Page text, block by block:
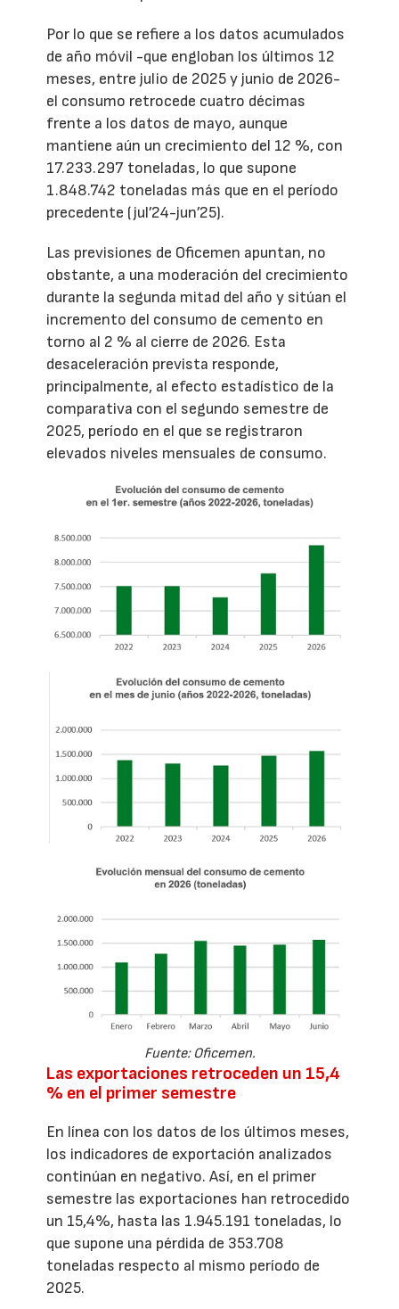
Por lo que se refiere a los datos acumulados
de año móvil -que engloban los últimos 12
meses, entre julio de 2025 y junio de 2026-
el consumo retrocede cuatro décimas
frente a los datos de mayo, aunque
mantiene aún un crecimiento del 12 %, con
17.233.297 toneladas, lo que supone
1.848.742 toneladas más que en el período
precedente (jul’24-jun’25).
Las previsiones de Oficemen apuntan, no
obstante, a una moderación del crecimiento
durante la segunda mitad del año y sitúan el
incremento del consumo de cemento en
torno al 2 % al cierre de 2026. Esta
desaceleración prevista responde,
principalmente, al efecto estadístico de la
comparativa con el segundo semestre de
2025, período en el que se registraron
elevados niveles mensuales de consumo.
Fuente: Oficemen.
Las exportaciones retroceden un 15,4
% en el primer semestre
En línea con los datos de los últimos meses,
los indicadores de exportación analizados
continúan en negativo. Así, en el primer
semestre las exportaciones han retrocedido
un 15,4%, hasta las 1.945.191 toneladas, lo
que supone una pérdida de 353.708
toneladas respecto al mismo período de
2025.